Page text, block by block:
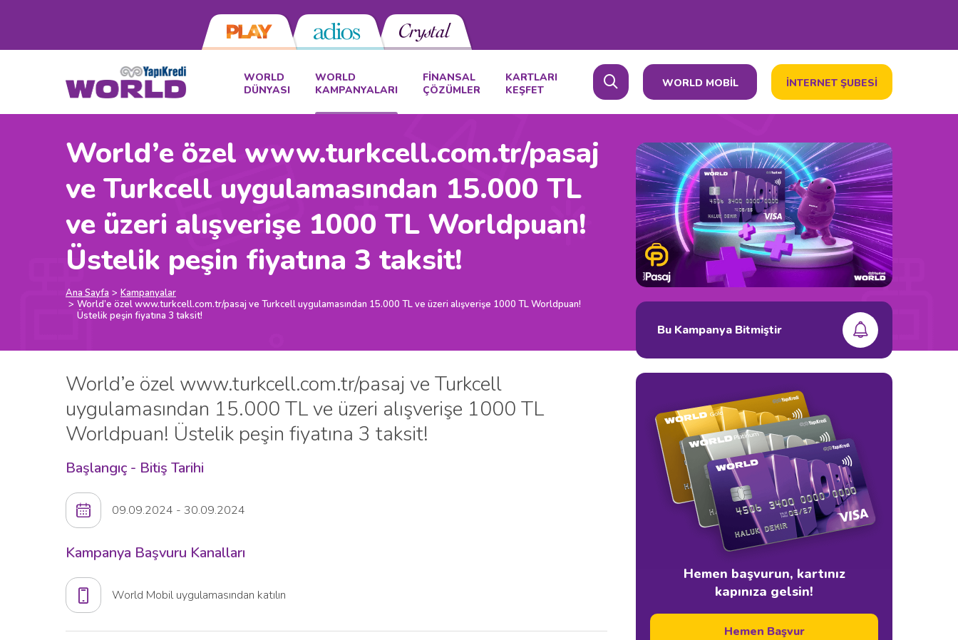
WORLD
DÜNYASI
WORLD
KAMPANYALARI
FİNANSAL
ÇÖZÜMLER
KARTLARI
KEŞFET
WORLD MOBİL İNTERNET ŞUBESİ
Bu Kampanya Bitmiştir
Hemen başvurun, kartınız
kapınıza gelsin!
Hemen Başvur
World’e özel www.turkcell.com.tr/pasaj
ve Turkcell uygulamasından 15.000 TL
ve üzeri alışverişe 1000 TL Worldpuan!
Üstelik peşin fiyatına 3 taksit!
Ana Sayfa
Kampanyalar
World’e özel www.turkcell.com.tr/pasaj ve Turkcell uygulamasından 15.000 TL ve üzeri alışverişe 1000 TL Worldpuan!
Üstelik peşin fiyatına 3 taksit!
World’e özel www.turkcell.com.tr/pasaj ve Turkcell
uygulamasından 15.000 TL ve üzeri alışverişe 1000 TL
Worldpuan! Üstelik peşin fiyatına 3 taksit!
Başlangıç - Bitiş Tarihi
09.09.2024 - 30.09.2024
Kampanya Başvuru Kanalları
World Mobil uygulamasından katılın